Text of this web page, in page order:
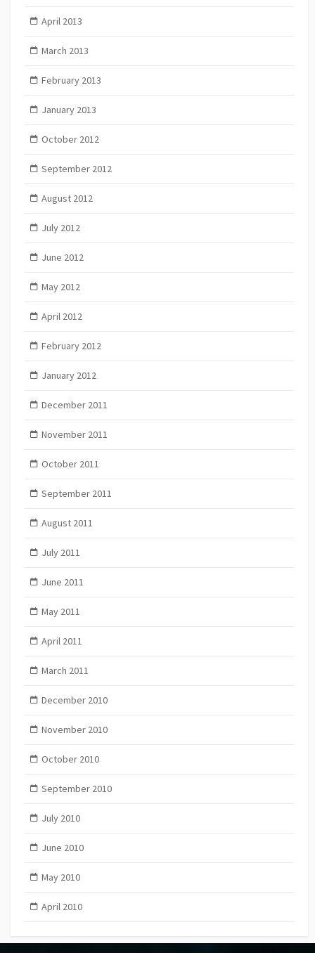
April 2013
March 2013
February 2013
January 2013
October 2012
September 2012
August 2012
July 2012
June 2012
May 2012
April 2012
February 2012
January 2012
December 2011
November 2011
October 2011
September 2011
August 2011
July 2011
June 2011
May 2011
April 2011
March 2011
December 2010
November 2010
October 2010
September 2010
July 2010
June 2010
May 2010
April 2010